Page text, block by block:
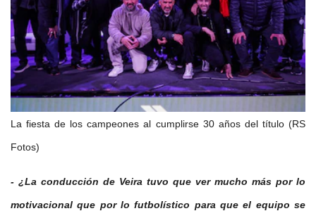
La fiesta de los campeones al cumplirse 30 años del título (RS
Fotos)
- ¿La conducción de Veira tuvo que ver mucho más por lo
motivacional que por lo futbolístico para que el equipo se